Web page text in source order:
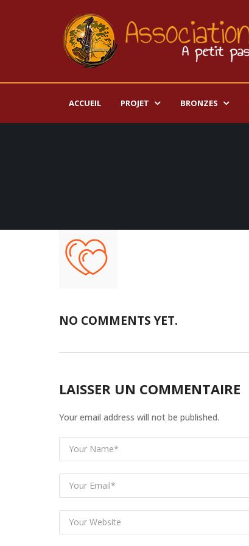
ACCUEIL PROJET BRONZES
NO COMMENTS YET.
LAISSER UN COMMENTAIRE
Your email address will not be published.